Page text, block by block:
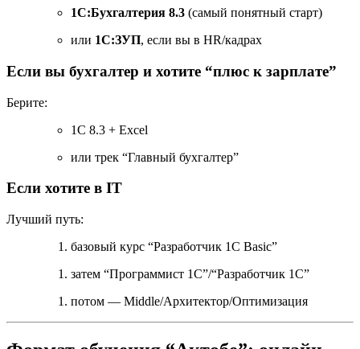
1С:Бухгалтерия 8.3 (самый понятный старт)
или 1С:ЗУП, если вы в HR/кадрах
Если вы бухгалтер и хотите “плюс к зарплате”
Берите:
1С 8.3 + Excel
или трек “Главный бухгалтер”
Если хотите в IT
Лучший путь:
базовый курс “Разработчик 1С Basic”
затем “Программист 1С”/“Разработчик 1С”
потом — Middle/Архитектор/Оптимизация